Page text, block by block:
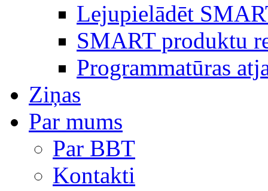
Lejupielādēt
SMART produktu
Programmatūras
Ziņas
Par mums
Par BBT
Kontakti